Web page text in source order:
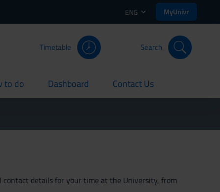
ENG MyUnivr
Timetable Search
to do Dashboard
current Contact Us
current
details for your time at the University, from